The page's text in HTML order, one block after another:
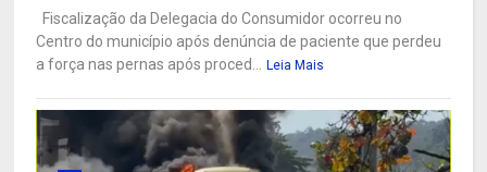
Fiscalização da Delegacia do Consumidor ocorreu no
Centro do município após denúncia de paciente que perdeu
a força nas pernas após proced...
Leia Mais